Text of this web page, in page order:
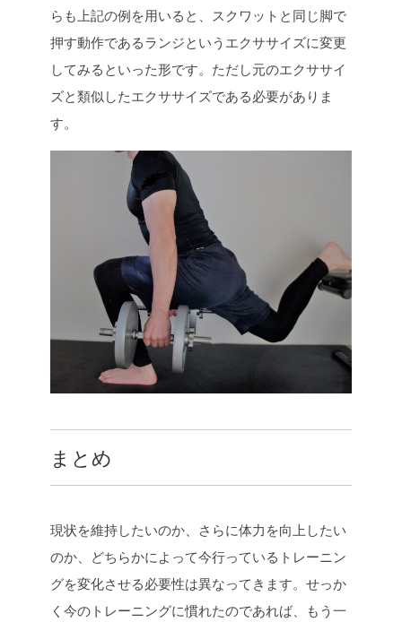
らも上記の例を用いると、スクワットと同じ脚で
押す動作であるランジというエクササイズに変更
してみるといった形です。ただし元のエクササイ
ズと類似したエクササイズである必要がありま
す。
まとめ
現状を維持したいのか、さらに体力を向上したい
のか、どちらかによって今行っているトレーニン
グを変化させる必要性は異なってきます。せっか
く今のトレーニングに慣れたのであれば、もう一